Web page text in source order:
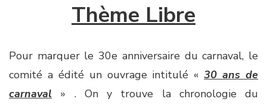
Thème Libre
Pour marquer le 30e anniversaire du carnaval, le
comité a édité un ouvrage intitulé «30 ans de
carnaval » . On y trouve la chronologie du